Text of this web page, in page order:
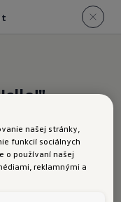
v ID.3
našej stránky,
funkcií sociálnych
o používaní našej
reklamnými a